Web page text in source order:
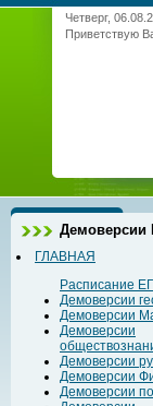
Четверг,
Приветствую
Демоверсии
ГЛАВНАЯ
Расписание
Демоверсии
Демоверсии
Демоверсии
Демоверсии
Демоверсии
Демоверсии